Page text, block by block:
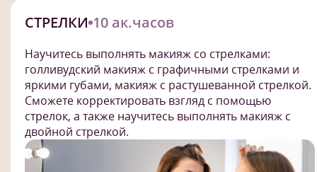
СТРЕЛКИ 10 ак.часов
Научитесь выполнять макияж со стрелками:
голливудский макияж с графичными стрелками и
яркими губами, макияж с растушеванной стрелкой.
Сможете корректировать взгляд с помощью
стрелок, а также научитесь выполнять макияж с
двойной стрелкой.